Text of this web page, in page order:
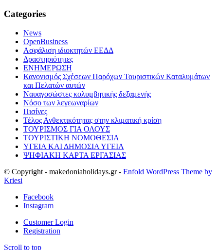
Categories
News
OpenBusiness
Ασφάλιση ιδιοκτητών ΕΕΔΔ
Δραστηριότητες
ΕΝΗΜΕΡΩΣΗ
Κανονισμός Σχέσεων Παρόχων Τουριστικών Καταλυμάτων
και Πελατών αυτών
Ναυαγοσώστες κολυμβητικής δεξαμενής
Νόσο των λεγεωναρίων
Πισίνες
Τέλος Ανθεκτικότητας στην κλιματική κρίση
ΤΟΥΡΙΣΜΟΣ ΓΙΑ ΟΛΟΥΣ
ΤΟΥΡΙΣΤΙΚΗ ΝΟΜΟΘΕΣΙΑ
ΥΓΕΙΑ ΚΑΙ ΔΗΜΟΣΙΑ ΥΓΕΙΑ
ΨΗΦΙΑΚΗ ΚΑΡΤΑ ΕΡΓΑΣΙΑΣ
© Copyright - makedoniaholidays.gr - Enfold WordPress Theme by
Kriesi
Facebook
Instagram
Customer Login
Registration
Scroll to top